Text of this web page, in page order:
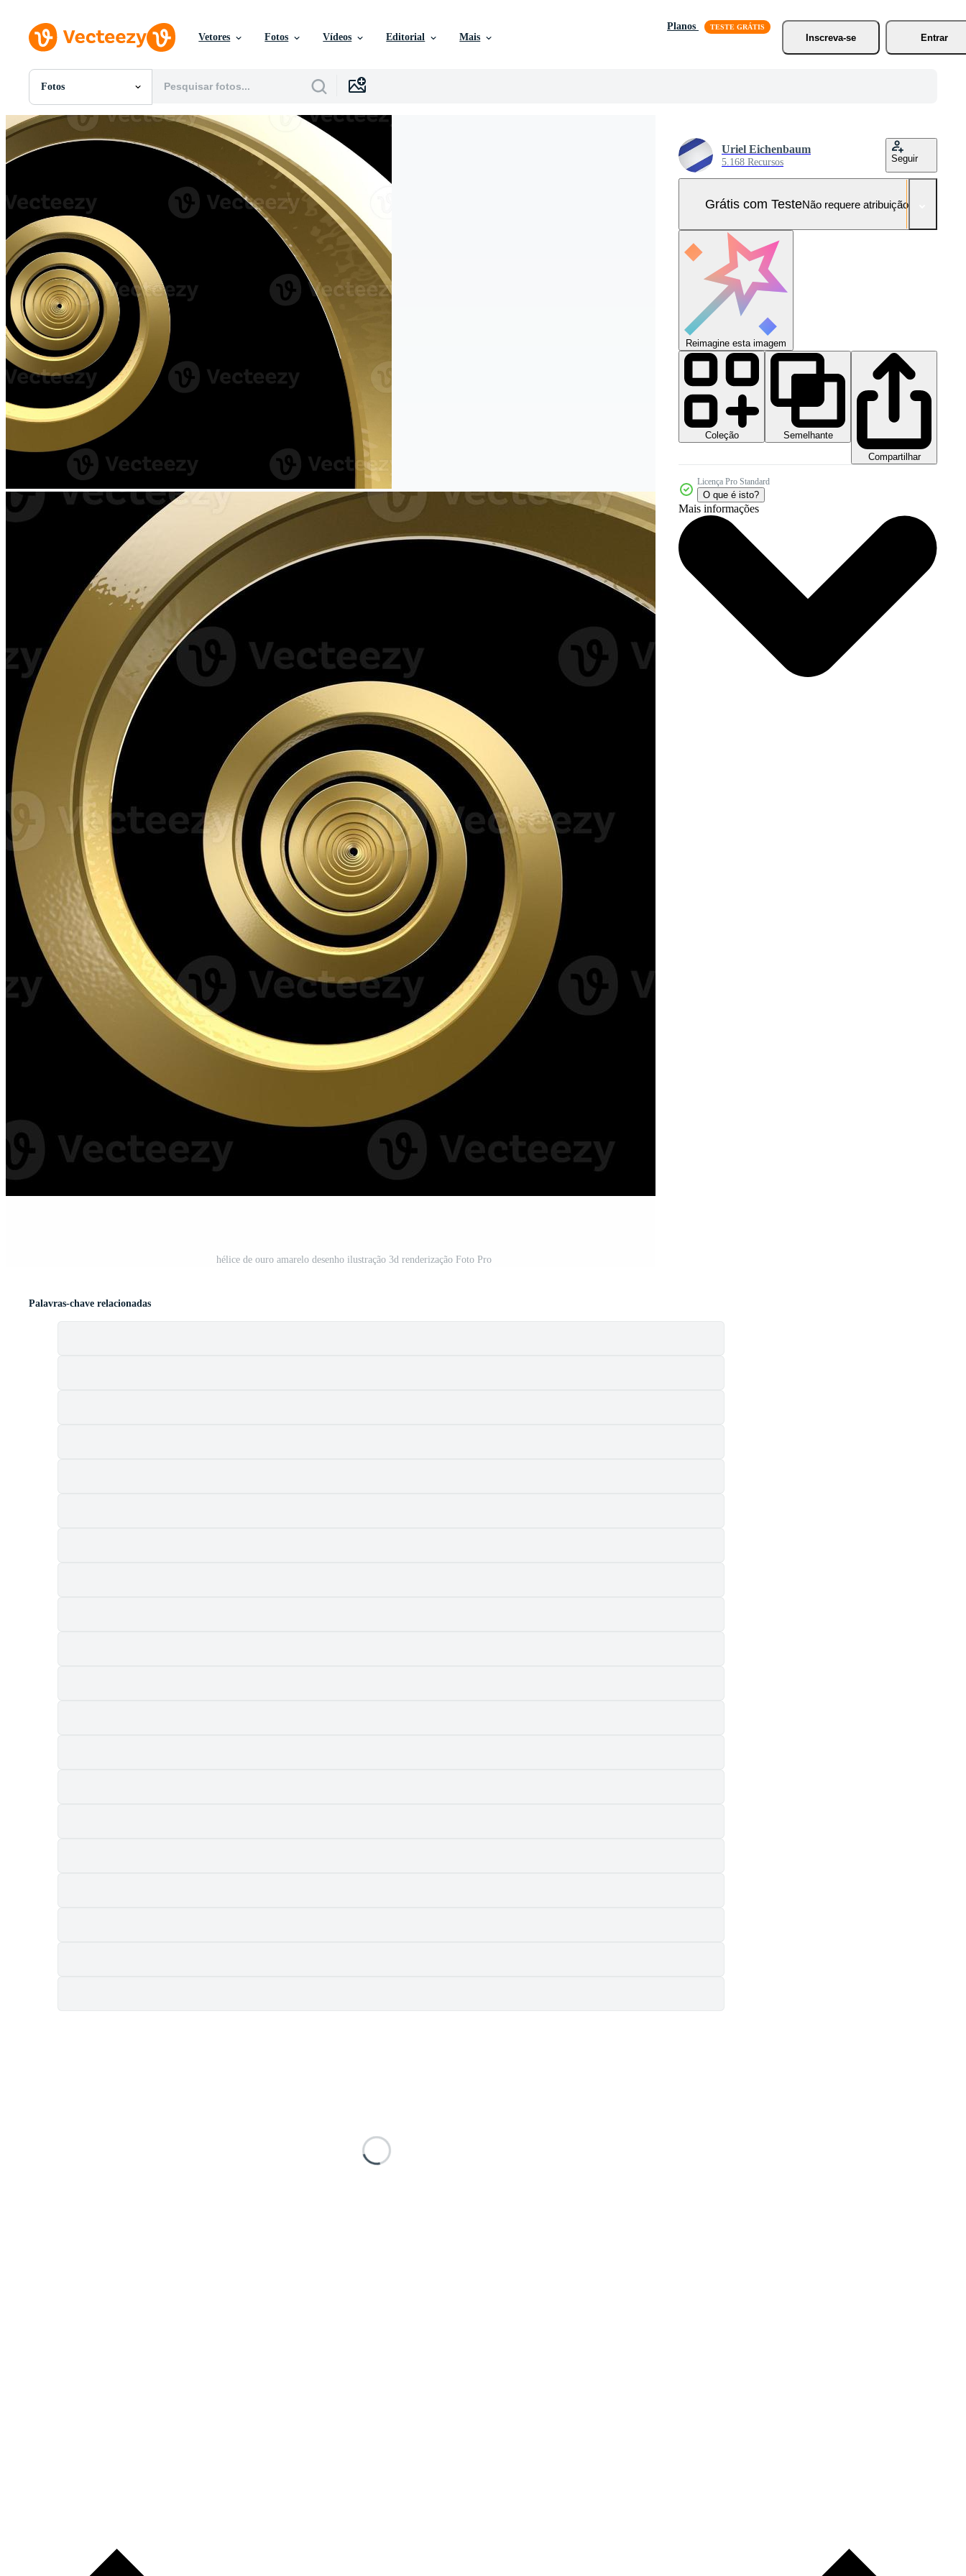
Vetores Fotos Vídeos Editorial Mais
Planos
Inscreva-se
Entrar
Fotos
Todas Imagens
Fotos
PNGs
Videos
Motion graphics
Imagens Editoriais
Eventos Editoriais
hélice de ouro amarelo desenho ilustração 3d renderização Foto Pro
Uriel Eichenbaum
5.168 Recursos Seguir
Grátis com TesteNão requere atribuição!
Reimagine esta imagem
Coleção
Semelhante
Compartilhar
Licença Pro Standard
O que é isto?
Mais informações
Palavras-chave relacionadas